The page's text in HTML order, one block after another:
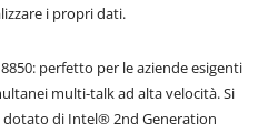
i propri dati.
perfetto per le aziende esigenti
multi-talk ad alta velocità. Si
dotato di Intel® 2nd Generation